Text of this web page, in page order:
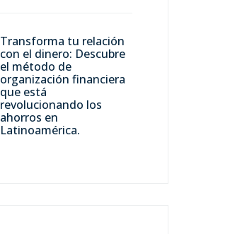
Transforma tu relación
con el dinero: Descubre
el método de
organización financiera
que está
revolucionando los
ahorros en
Latinoamérica.